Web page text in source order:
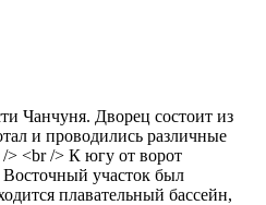
Чанчуня. Дворец состоит из
и проводились различные
> <br /> К югу от ворот
Восточный участок был
плавательный бассейн,